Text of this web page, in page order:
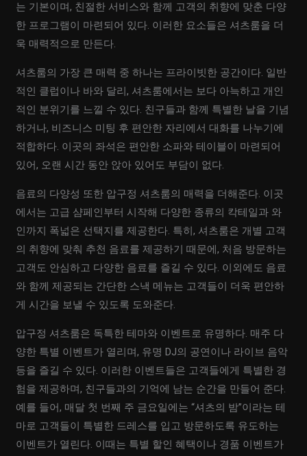
는 기본이며, 친절한 서비스와 함께 고객의 취향에 맞춘 다양
한 프로그램이 마련되어 있다. 이러한 요소들은 셔츠룸을 더
욱 매력적으로 만든다.
셔츠룸의 가장 큰 매력 중 하나는 프라이빗한 공간이다. 일반
적인 클럽이나 바와 달리, 셔츠룸에서는 보다 아늑하고 개인
적인 분위기를 느낄 수 있다. 친구들과 함께 특별한 날을 기념
하거나, 비즈니스 미팅 후 편안한 자리에서 대화를 나누기에
적합하다. 이곳의 좌석은 편안한 소파와 테이블이 마련되어
있어, 오랜 시간 동안 앉아 있어도 부담이 없다.
음료의 다양성 또한 압구정 셔츠룸의 매력을 더해준다. 이곳
에서는 고급 샴페인부터 시작해 다양한 종류의 칵테일과 와
인까지 폭넓은 선택지를 제공한다. 특히, 셔츠룸은 개별 고객
의 취향에 맞춰 추천 음료를 제공하기 때문에, 처음 방문하는
고객도 안심하고 다양한 음료를 즐길 수 있다. 이외에도 음료
와 함께 제공되는 간단한 스낵 메뉴는 고객들이 더욱 편안하
게 시간을 보낼 수 있도록 도와준다.
압구정 셔츠룸은 독특한 테마와 이벤트로 유명하다. 매주 다
양한 특별 이벤트가 열리며, 유명 DJ의 공연이나 라이브 음악
등을 즐길 수 있다. 이러한 이벤트들은 고객들에게 특별한 경
험을 제공하며, 친구들과의 기억에 남는 순간을 만들어 준다.
예를 들어, 매달 첫 번째 주 금요일에는 “셔츠의 밤”이라는 테
마로 고객들이 특별한 드레스를 입고 방문하도록 유도하는
이벤트가 열린다. 이때는 특별 할인 혜택이나 경품 이벤트가